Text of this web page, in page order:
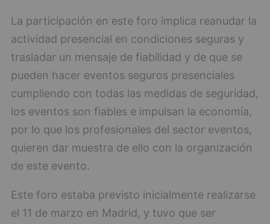
La participación en este foro implica reanudar la
actividad presencial en condiciones seguras y
trasladar un mensaje de fiabilidad y de que se
pueden hacer eventos seguros presenciales
cumpliendo con todas las medidas de seguridad,
los eventos son fiables e impulsan la economía,
por lo que los profesionales del sector eventos,
quieren dar muestra de ello con la organización
de este evento.
Este foro estaba previsto inicialmente realizarse
el 11 de marzo en Madrid, y tuvo que ser